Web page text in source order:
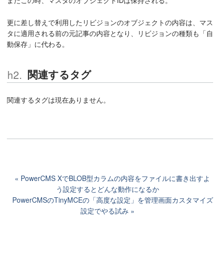
更に差し替えで利用したリビジョンのオブジェクトの内容は、マス
タに適用される前の元記事の内容となり、リビジョンの種類も「自
動保存」に代わる。
関連するタグ
関連するタグは現在ありません。
PowerCMS XでBLOB型カラムの内容をファイルに書き出すよ
う設定するとどんな動作になるか
PowerCMSのTinyMCEの「高度な設定」を管理画面カスタマイズ
設定でやる試み